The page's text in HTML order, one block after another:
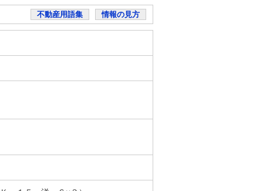
不動産用語集 情報の見方